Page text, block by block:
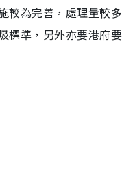
較為完善，處理量較
標準，另外亦要港府